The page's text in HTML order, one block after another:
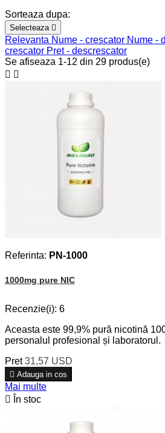
Sorteaza dupa:
Selecteaza 
Relevanta Nume - crescator Nume -
crescator Pret - descrescator
Se afiseaza 1-12 din 29 produs(e)
 
Referinta: PN-1000
1000mg pure NIC
Recenzie(i): 6
Aceasta este 99,9% pură nicotină
personalul profesional și laboratorul.
Pret 31,57 USD
 Adauga in cos
Mai multe

În stoc